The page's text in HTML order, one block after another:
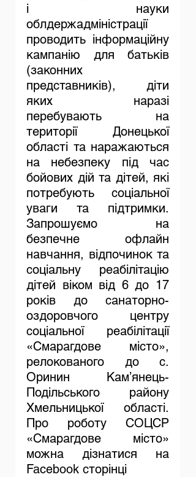
і науки
облдержадміністрації
проводить інформаційну
кампанію для батьків
(законних
представників), діти
яких наразі
перебувають на
території Донецької
області та наражаються
на небезпеку під час
бойових дій та дітей, які
потребують соціальної
уваги та підтримки.
Запрошуємо на
безпечне офлайн
навчання, відпочинок та
соціальну реабілітацію
дітей віком від 6 до 17
років до санаторно-
оздоровчого центру
соціальної реабілітації
«Смарагдове місто»,
релокованого до с.
Оринин Кам’янець-
Подільського району
Хмельницької області.
Про роботу СОЦСР
«Смарагдове місто»
можна дізнатися на
Facebook сторінці